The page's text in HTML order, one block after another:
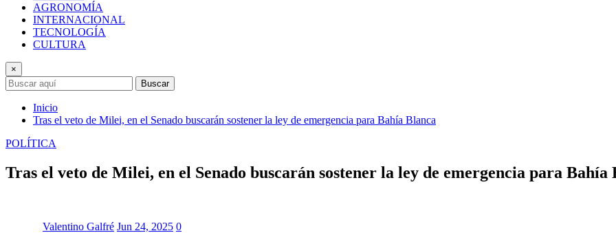
AGRONOMÍA
INTERNACIONAL
TECNOLOGÍA
CULTURA
×
Buscar
Inicio
Tras el veto de Milei, en el Senado buscarán sostener la ley de emergencia para Bahía Blanca
POLÍTICA
Tras el veto de Milei, en el Senado buscarán sostener la ley de emergencia para Bahía
Valentino Galfré Jun 24, 2025 0